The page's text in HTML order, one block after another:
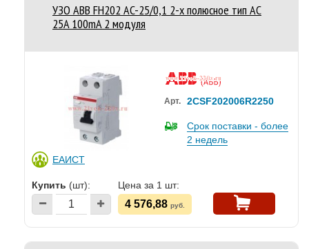
УЗО ABB FH202 AC-25/0,1 2-х полюсное тип AC
25A 100mA 2 модуля
ЕАИСТ
Арт. 2CSF202006R2250
Срок поставки - более
2 недель
Купить (шт): Цена за 1 шт:
4 576,88 руб.